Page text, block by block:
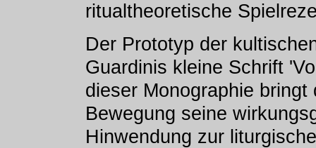
ritualtheoretische
Der Prototyp der
Guardinis kleine Schrift
dieser Monographie
Bewegung seine
Hinwendung zur